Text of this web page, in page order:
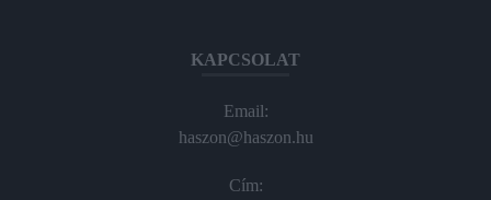
KAPCSOLAT
Email:
haszon@haszon.hu
Cím: